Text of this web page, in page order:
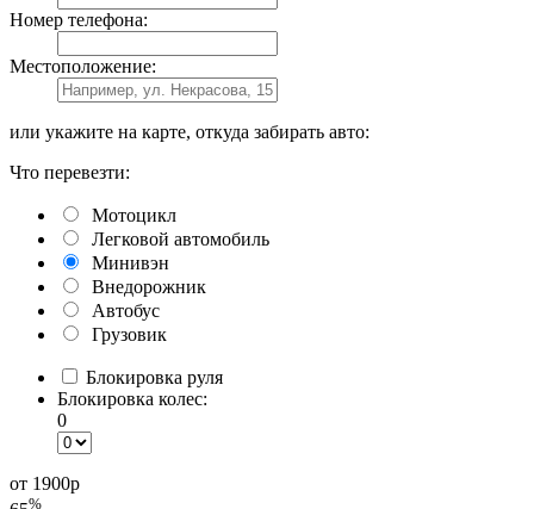
Номер телефона:
Местоположение:
или укажите на карте, откуда забирать авто:
Что перевезти:
Мотоцикл
Легковой автомобиль
Минивэн
Внедорожник
Автобус
Грузовик
Блокировка руля
Блокировка колес:
0
от 1900р
%